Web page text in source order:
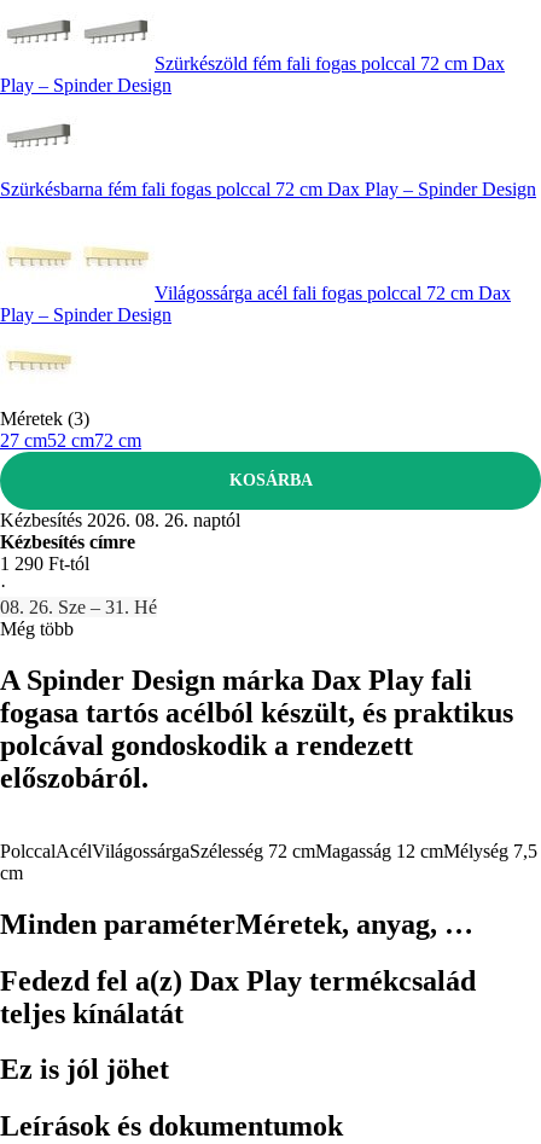
Szürkészöld fém fali fogas polccal 72 cm Dax
Play – Spinder Design
Szürkésbarna fém fali fogas polccal 72 cm Dax Play – Spinder Design
Világossárga acél fali fogas polccal 72 cm Dax
Play – Spinder Design
Méretek (3)
27 cm52 cm72 cm
KOSÁRBA
Kézbesítés 2026. 08. 26. naptól
Kézbesítés címre
1 290 Ft-tól
·
08. 26. Sze – 31. Hé
Még több
A Spinder Design márka Dax Play fali
fogasa tartós acélból készült, és praktikus
polcával gondoskodik a rendezett
előszobáról.
PolccalAcélVilágossárgaSzélesség 72 cmMagasság 12 cmMélység 7,5
cm
Minden paraméterMéretek, anyag, …
Fedezd fel a(z) Dax Play termékcsalád
teljes kínálatát
Ez is jól jöhet
Leírások és dokumentumok